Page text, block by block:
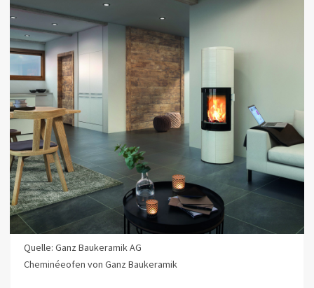
Quelle: Ganz Baukeramik AG
Cheminéeofen von Ganz Baukeramik